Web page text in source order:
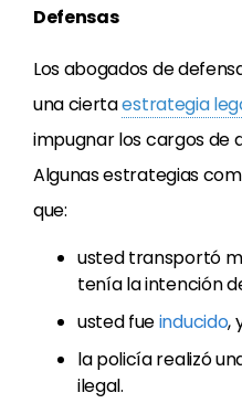
Defensas
Los abogados de
una ciertaestrategia
impugnar los cargos de
Algunas estrategias
que:
usted transportó
tenía la intención
usted fueinducido,
la policía realizó
ilegal.